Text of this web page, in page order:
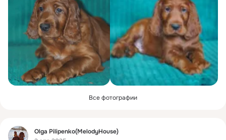
Все фотографии
Фид
Olga Pilipenko(MelodyHouse)